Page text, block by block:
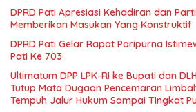
DPRD Pati Apresiasi Kehadiran dan
Memberikan Masukan Yang Konstruktif
DPRD Pati Gelar Rapat Paripurna
Pati Ke 703
Ultimatum DPP LPK-RI ke Bupati dan
Tutup Mata Dugaan Pencemaran
Tempuh Jalur Hukum Sampai Tingkat